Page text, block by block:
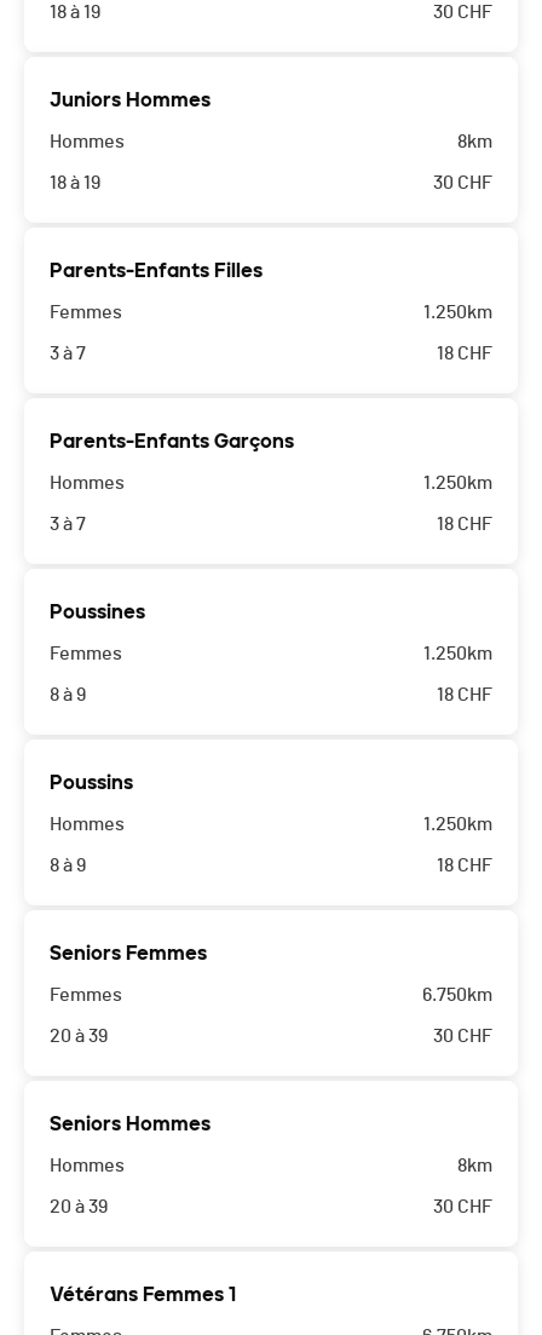
18 à 19 30 CHF
Juniors Hommes
Hommes
18 à 19
8km
30 CHF
Parents-Enfants Filles
Femmes
3 à 7
1.250km
18 CHF
Parents-Enfants Garçons
Hommes
3 à 7
1.250km
18 CHF
Poussines
Femmes
8 à 9
1.250km
18 CHF
Poussins
Hommes
8 à 9
1.250km
18 CHF
Seniors Femmes
Femmes
20 à 39
6.750km
30 CHF
Seniors Hommes
Hommes
20 à 39
8km
30 CHF
Vétérans Femmes 1